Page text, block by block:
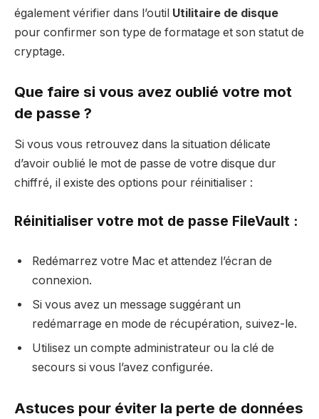
également vérifier dans l’outil Utilitaire de disque
pour confirmer son type de formatage et son statut de
cryptage.
Que faire si vous avez oublié votre mot
de passe ?
Si vous vous retrouvez dans la situation délicate
d’avoir oublié le mot de passe de votre disque dur
chiffré, il existe des options pour réinitialiser :
Réinitialiser votre mot de passe FileVault :
Redémarrez votre Mac et attendez l’écran de
connexion.
Si vous avez un message suggérant un
redémarrage en mode de récupération, suivez-le.
Utilisez un compte administrateur ou la clé de
secours si vous l’avez configurée.
Astuces pour éviter la perte de données